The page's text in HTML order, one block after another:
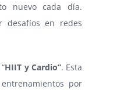
nuevo cada día.
desafíos en redes
HIIT y Cardio”. Esta
por